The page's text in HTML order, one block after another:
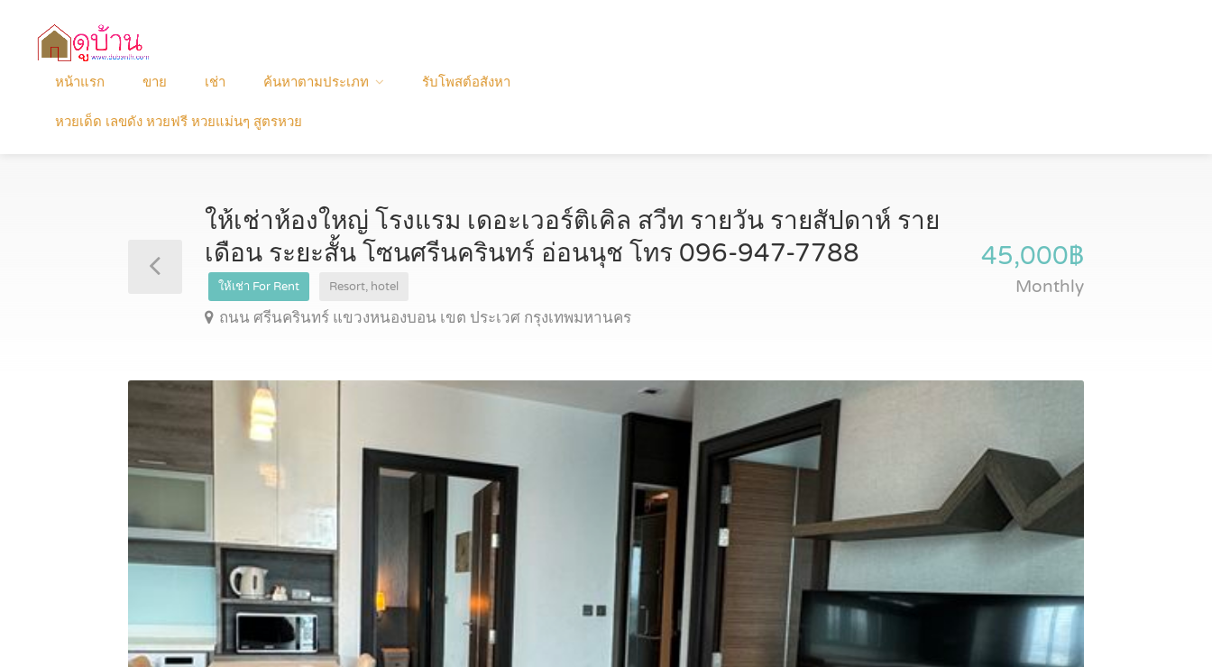
หน้าแรก ขาย เช่า ค้นหาตามประเภท รับโพสต์อสังหา
หวยเด็ด เลขดัง หวยฟรี หวยแม่นๆ สูตรหวย
ให้เช่าห้องใหญ่ โรงแรม เดอะเวอร์ติเคิล สวีท รายวัน รายสัปดาห์ ราย
เดือน ระยะสั้น โซนศรีนครินทร์ อ่อนนุช โทร 096-947-7788
ให้เช่า For Rent Resort, hotel
ถนน ศรีนครินทร์ แขวงหนองบอน เขต ประเวศ กรุงเทพมหานคร
45,000฿
Monthly